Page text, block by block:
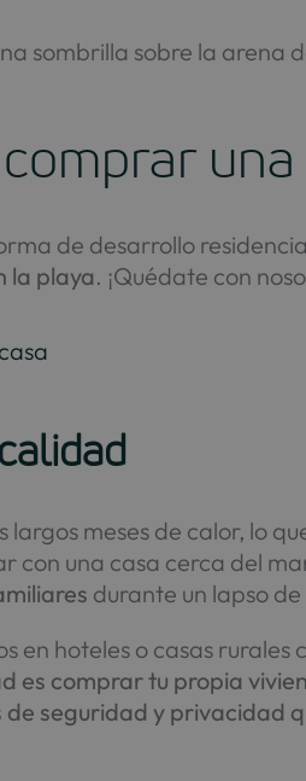
de desarrollo
la playa. ¡Quédate con
largos meses de calor, lo
con una casa cerca del
durante un lapso
en hoteles o casas
es comprar tu propia
seguridad y privacidad